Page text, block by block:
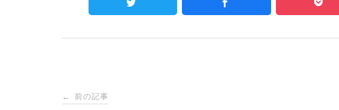
Post
← 前の記事